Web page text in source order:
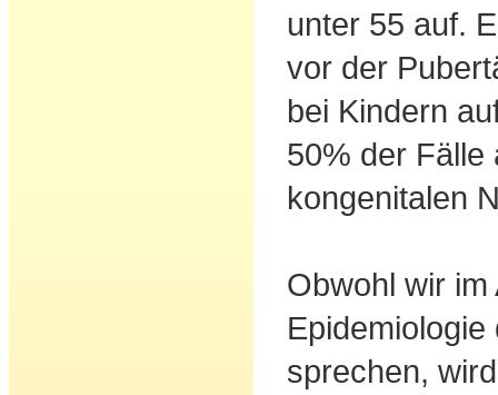
unter 55 auf.
vor der
bei Kindern
50% der Fälle
kongenitalen
Obwohl wir
sprechen,